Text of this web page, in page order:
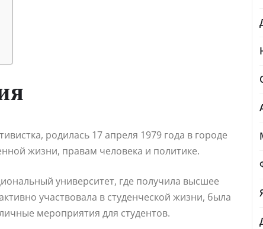
родилась 17 апреля 1979 года в городе
жизни, правам человека и политике.
университет, где получила высшее
участвовала в студенческой жизни, была
мероприятия для студентов.